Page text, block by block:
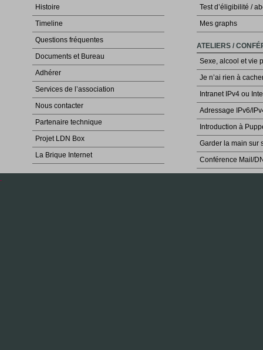
Histoire
Timeline
Questions fréquentes
Documents et Bureau
Adhérer
Services de l’association
Nous contacter
Partenaire technique
Projet LDN Box
La Brique Internet
Test d’éligibilité /
Mes graphs
ATELIERS /
Sexe, alcool et vie
Je n’ai rien à
Intranet IPv4 ou
Adressage IPv6/
Introduction à
Garder la main sur
Conférence Mail/